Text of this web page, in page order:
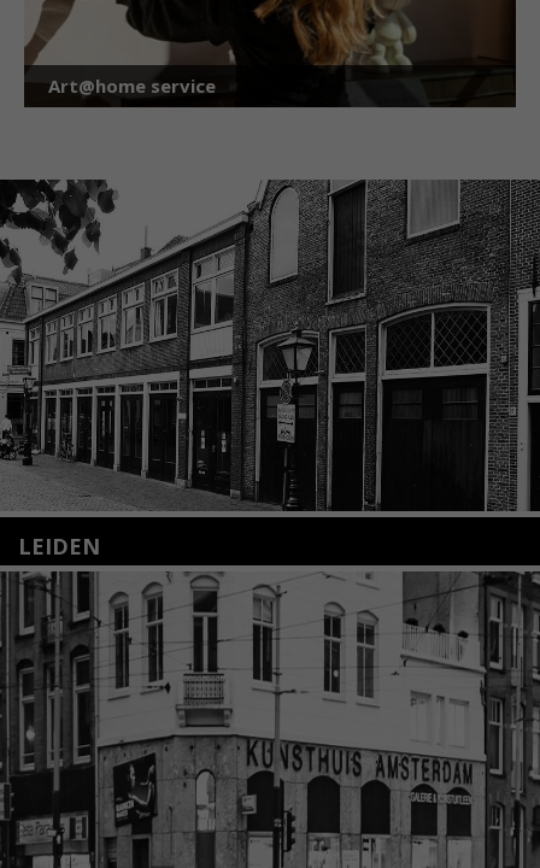
Art@home service
LEIDEN
Nieuwstraat 35
2312 KA Leiden
+31(0)71 – 52 84 480
info@kunsthuisleiden.nl
Lees meer